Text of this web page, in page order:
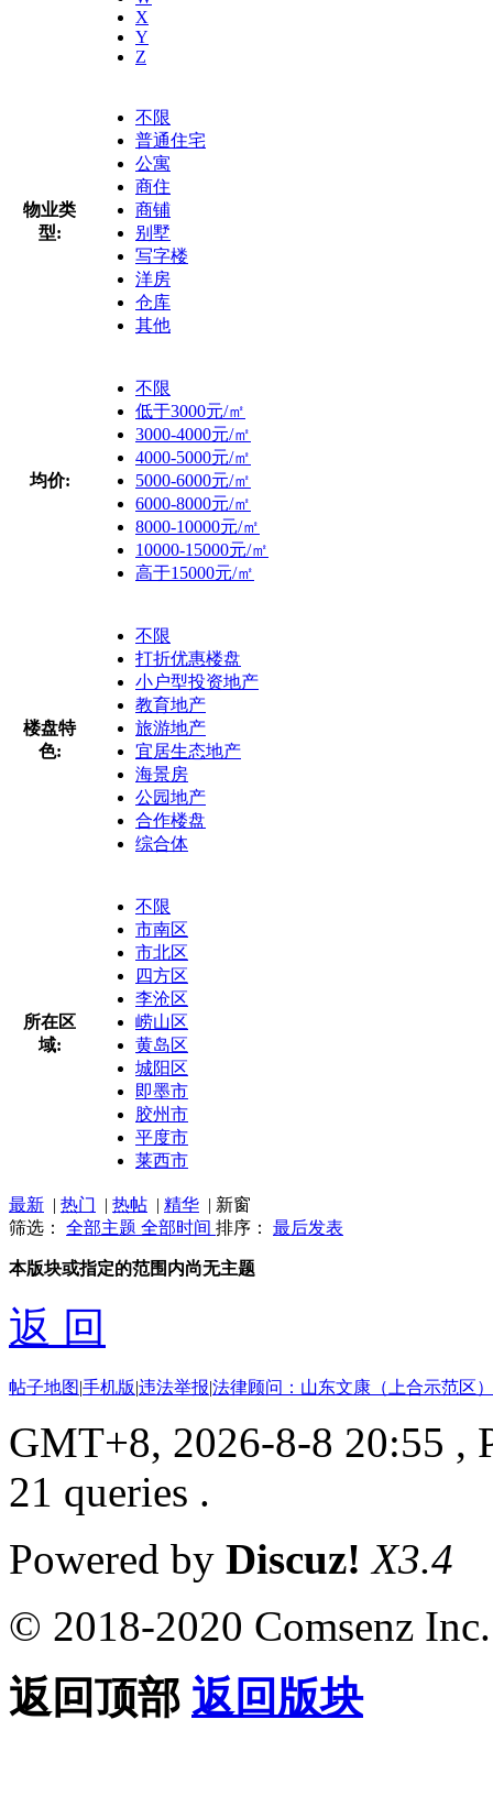
X
Y
Z
物业类
型:
不限
普通住宅
公寓
商住
商铺
别墅
写字楼
洋房
仓库
其他
均价:
不限
低于3000元/㎡
3000-4000元/㎡
4000-5000元/㎡
5000-6000元/㎡
6000-8000元/㎡
8000-10000元/㎡
10000-15000元/㎡
高于15000元/㎡
楼盘特
色:
不限
打折优惠楼盘
小户型投资地产
教育地产
旅游地产
宜居生态地产
海景房
公园地产
合作楼盘
综合体
所在区
域:
不限
市南区
市北区
四方区
李沧区
崂山区
黄岛区
城阳区
即墨市
胶州市
平度市
莱西市
最新 | 热门 | 热帖 | 精华 | 新窗
筛选： 全部主题 全部时间 排序： 最后发表
本版块或指定的范围内尚无主题
返 回
帖子地图|手机版|违法举报|法律顾问：山东文康（上合示范区
GMT+8, 2026-8-8 20:55 ,
21 queries .
Powered by Discuz! X3.4
© 2018-2020 Comsenz Inc.
返回顶部 返回版块